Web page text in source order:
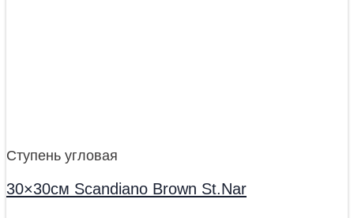
Ступень угловая
30×30см Scandiano Brown St.Nar